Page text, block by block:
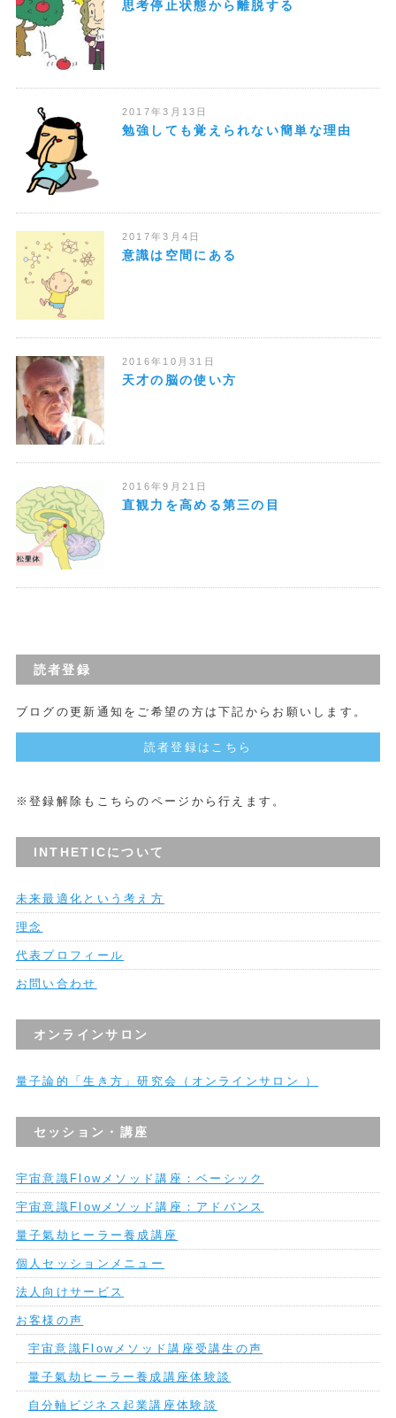
思考停止状態から離脱する
2017年3月13日
勉強しても覚えられない簡単な理由
2017年3月4日
意識は空間にある
2016年10月31日
天才の脳の使い方
2016年9月21日
直観力を高める第三の目
読者登録
ブログの更新通知をご希望の方は下記からお願いします。
読者登録はこちら
※登録解除もこちらのページから行えます。
INTHETICについて
未来最適化という考え方
理念
代表プロフィール
お問い合わせ
オンラインサロン
量子論的「生き方」研究会（オンラインサロン ）
セッション・講座
宇宙意識Flowメソッド講座：ベーシック
宇宙意識Flowメソッド講座：アドバンス
量子氣劫ヒーラー養成講座
個人セッションメニュー
法人向けサービス
お客様の声
宇宙意識Flowメソッド講座受講生の声
量子氣劫ヒーラー養成講座体験談
自分軸ビジネス起業講座体験談